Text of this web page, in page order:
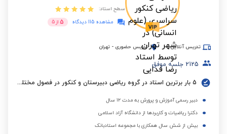
سطح استاد:
مشاهده 115 دیدگاه
5 از 5
تدریس آنلاین تدریس حضوری - تهران
2125 جلسه موفق
5 بار برترین استاد در گروه ریاضی دبیرستان و کنکور در فصول مختلف
دبیر رسمی آموزش و پرورش به مدت ۱۲ سال
دکترا ریاضیات و کاربردها از دانشگاه آزاد اسلامی
بیش از شش سال همکاری با مجموعه استادبانک